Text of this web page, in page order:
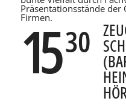
Präsentationsstände der
Firmen.
15 30